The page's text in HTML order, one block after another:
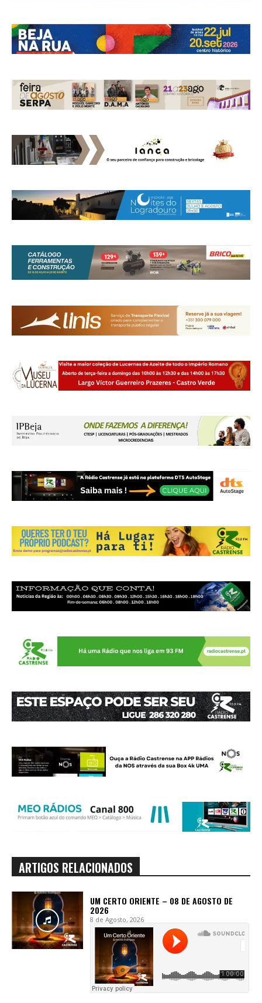
ARTIGOS RELACIONADOS
UM CERTO ORIENTE – 08 DE AGOSTO DE
2026
8 de Agosto, 2026